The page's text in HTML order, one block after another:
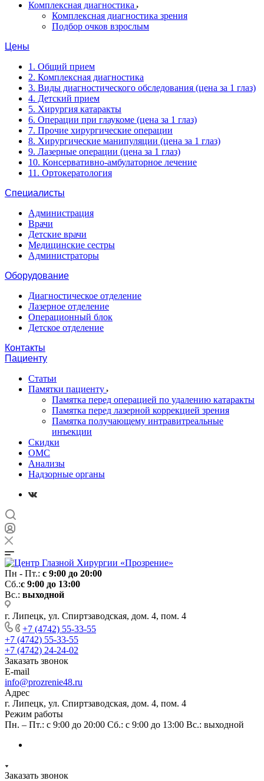
Комплексная диагностика
Комплексная диагностика зрения
Подбор очков взрослым
Цены
1. Общий прием
2. Комплексная диагностика
3. Виды диагностического обследования (цена за 1 глаз)
4. Детский прием
5. Хирургия катаракты
6. Операции при глаукоме (цена за 1 глаз)
7. Прочие хирургические операции
8. Хирургические манипуляции (цена за 1 глаз)
9. Лазерные операции (цена за 1 глаз)
10. Консервативно-амбулаторное лечение
11. Ортокератология
Специалисты
Администрация
Врачи
Детские врачи
Медицинские сестры
Администраторы
Оборудование
Диагностическое отделение
Лазерное отделение
Операционный блок
Детское отделение
Контакты
Пациенту
Статьи
Памятки пациенту
Памятка перед операцией по удалению катаракты
Памятка перед лазерной коррекцией зрения
Памятка получающему интравитреальные
инъекции
Скидки
ОМС
Анализы
Надзорные органы
Пн - Пт.: с 9:00 до 20:00
Сб.:с 9:00 до 13:00
Вс.: выходной
г. Липецк, ул. Спиртзаводская, дом. 4, пом. 4
+7 (4742) 55-33-55
+7 (4742) 55-33-55
+7 (4742) 24-24-02
Заказать звонок
E-mail
info@prozrenie48.ru
Адрес
г. Липецк, ул. Спиртзаводская, дом. 4, пом. 4
Режим работы
Пн. – Пт.: с 9:00 до 20:00 Сб.: с 9:00 до 13:00 Вс.: выходной
Заказать звонок